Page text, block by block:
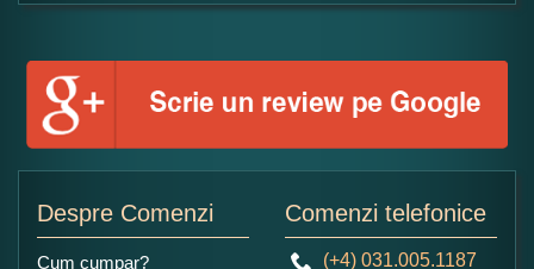
Formular pareri client
Numele dumneavoastra:
Despre Comenzi
Cum cumpar?
Comenzi telefonice
(+4) 031.005.1187